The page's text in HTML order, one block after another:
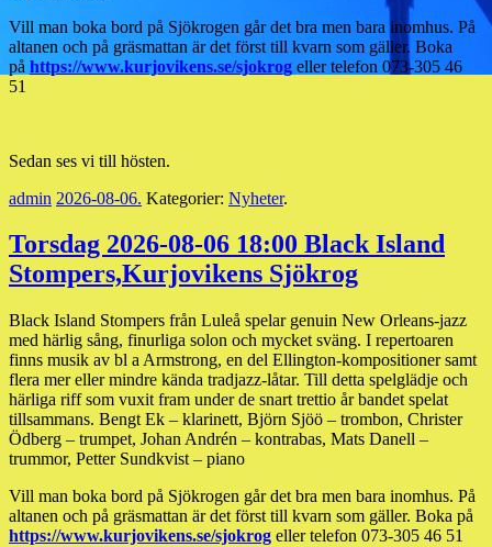
Vill man boka bord på Sjökrogen går det bra men bara inomhus. På
altanen och på gräsmattan är det först till kvarn som gäller. Boka
på https://www.kurjovikens.se/sjokrog eller telefon 073-305 46
51
Sedan ses vi till hösten.
admin 2026-08-06. Kategorier: Nyheter.
Torsdag 2026-08-06 18:00 Black Island
Stompers,Kurjovikens Sjökrog
Black Island Stompers från Luleå spelar genuin New Orleans-jazz
med härlig sång, finurliga solon och mycket sväng. I repertoaren
finns musik av bl a Armstrong, en del Ellington-kompositioner samt
flera mer eller mindre kända tradjazz-låtar. Till detta spelglädje och
härliga riff som vuxit fram under de snart trettio år bandet spelat
tillsammans. Bengt Ek – klarinett, Björn Sjöö – trombon, Christer
Ödberg – trumpet, Johan Andrén – kontrabas, Mats Danell –
trummor, Petter Sundkvist – piano
Vill man boka bord på Sjökrogen går det bra men bara inomhus. På
altanen och på gräsmattan är det först till kvarn som gäller. Boka på
https://www.kurjovikens.se/sjokrog eller telefon 073-305 46 51